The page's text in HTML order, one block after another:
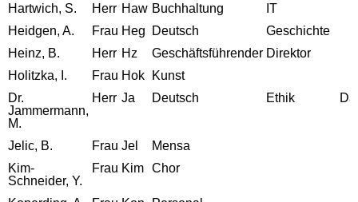
Hartwich, S.
Herr Haw Buchhaltung
IT
Heidgen, A.
Frau Heg Deutsch
Geschichte
Heinz, B.
Herr Hz Geschäftsführender Direktor
Holitzka, I.
Frau Hok
Kunst
Dr.
Jammermann,
M.
Herr Ja Deutsch Ethik
Jelic, B. Frau Jel
Mensa
Kim-
Schneider, Y.
Frau Kim Chor